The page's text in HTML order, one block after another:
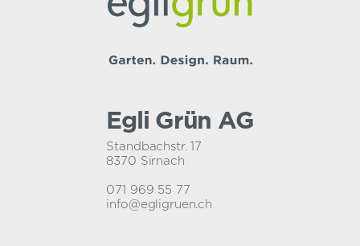
Egli Grün AG
Standbachstr. 17
8370 Sirnach
071 969 55 77
info@egligruen.ch